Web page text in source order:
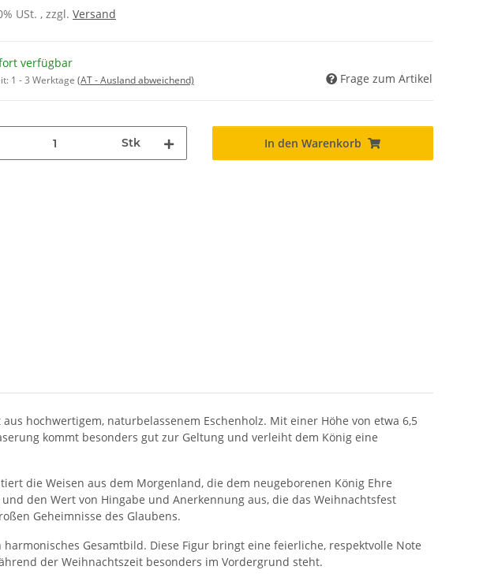
USt. , zzgl. Versand
verfügbar
1 - 3 Werktage (AT - Ausland abweichend) Frage zum Artikel
Stk In den Warenkorb
hochwertigem, naturbelassenem Eschenholz. Mit einer Höhe von etwa 6,5
kommt besonders gut zur Geltung und verleiht dem König eine
die Weisen aus dem Morgenland, die dem neugeborenen König Ehre
den Wert von Hingabe und Anerkennung aus, die das Weihnachtsfest
Geheimnisse des Glaubens.
Gesamtbild. Diese Figur bringt eine feierliche, respektvolle Note
der Weihnachtszeit besonders im Vordergrund steht.